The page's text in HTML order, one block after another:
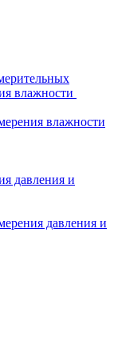
влажности
влажности
давления и
давления и